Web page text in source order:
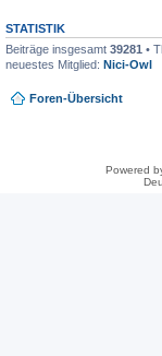
STATISTIK
Beiträge insgesamt 39281 •
neuestes Mitglied: Nici-Owl
Foren-Übersicht
Powered